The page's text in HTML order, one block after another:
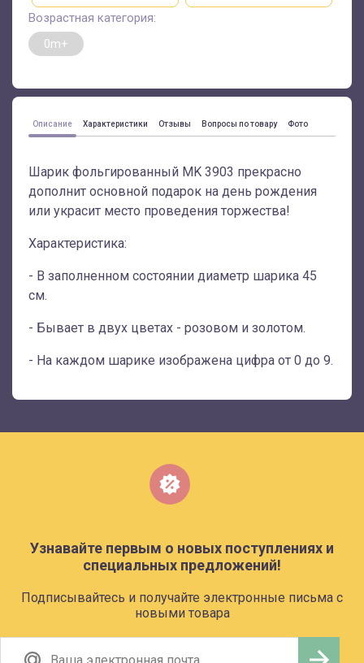
Возрастная категория:
0m+
Описание Характеристики Отзывы Вопросы по товару Фото
Шарик фольгированный MK 3903 прекрасно
дополнит основной подарок на день рождения
или украсит место проведения торжества!
Характеристика:
- В заполненном состоянии диаметр шарика 45
см.
- Бывает в двух цветах - розовом и золотом.
- На каждом шарике изображена цифра от 0 до 9.
Узнавайте первым о новых поступлениях и
специальных предложений!
Подписывайтесь и получайте электронные письма с
новыми товара